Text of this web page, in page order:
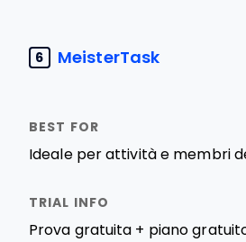
6 MeisterTask
Ideale per attività e membri
Prova gratuita + piano